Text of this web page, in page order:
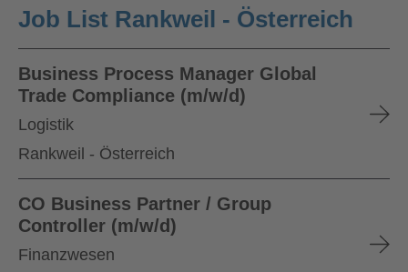
Job List Rankweil - Österreich
Business Process Manager Global
Trade Compliance (m/w/d)
Logistik
Rankweil - Österreich
CO Business Partner / Group
Controller (m/w/d)
Finanzwesen